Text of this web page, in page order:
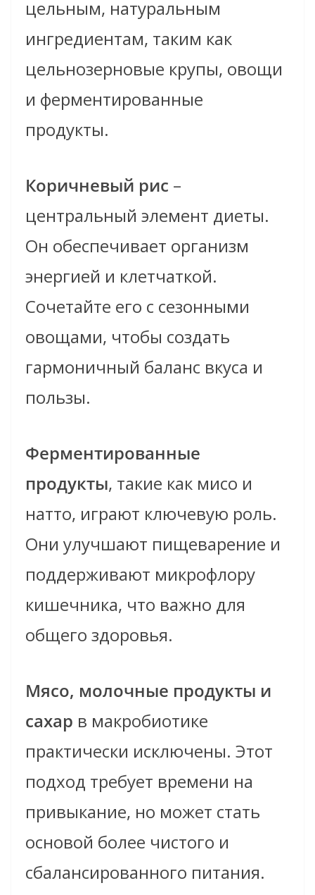
цельным, натуральным
ингредиентам, таким как
цельнозерновые крупы, овощи
и ферментированные
продукты.
Коричневый рис –
центральный элемент диеты.
Он обеспечивает организм
энергией и клетчаткой.
Сочетайте его с сезонными
овощами, чтобы создать
гармоничный баланс вкуса и
пользы.
Ферментированные
продукты, такие как мисо и
натто, играют ключевую роль.
Они улучшают пищеварение и
поддерживают микрофлору
кишечника, что важно для
общего здоровья.
Мясо, молочные продукты и
сахар в макробиотике
практически исключены. Этот
подход требует времени на
привыкание, но может стать
основой более чистого и
сбалансированного питания.